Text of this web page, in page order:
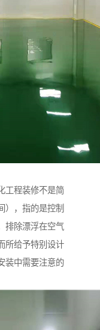
工程装修不是简
），指的是控制
排除漂浮在空气
所给予特别设计
装中需要注意的